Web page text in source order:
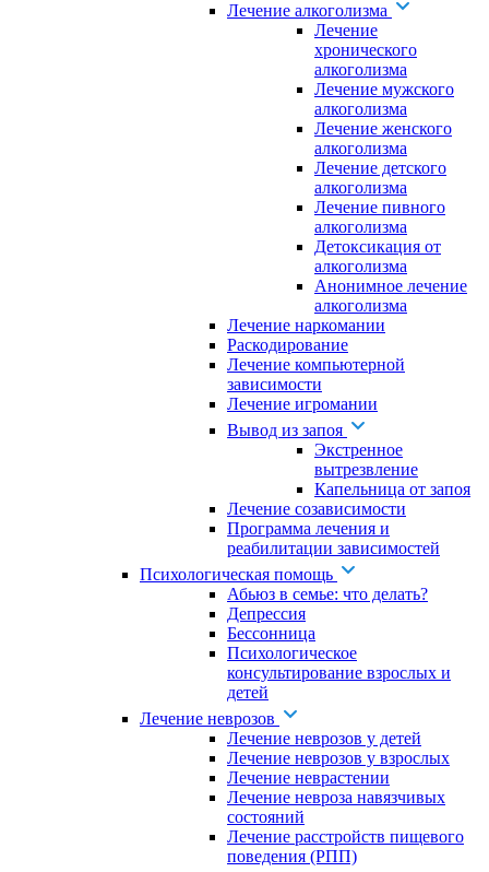
Лечение алкоголизма
Лечение
хронического
алкоголизма
Лечение мужского
алкоголизма
Лечение женского
алкоголизма
Лечение детского
алкоголизма
Лечение пивного
алкоголизма
Детоксикация от
алкоголизма
Анонимное лечение
алкоголизма
Лечение наркомании
Раскодирование
Лечение компьютерной
зависимости
Лечение игромании
Вывод из запоя
Экстренное
вытрезвление
Капельница от запоя
Лечение созависимости
Программа лечения и
реабилитации зависимостей
Психологическая помощь
Абьюз в семье: что делать?
Депрессия
Бессонница
Психологическое
консультирование взрослых и
детей
Лечение неврозов
Лечение неврозов у детей
Лечение неврозов у взрослых
Лечение неврастении
Лечение невроза навязчивых
состояний
Лечение расстройств пищевого
поведения (РПП)